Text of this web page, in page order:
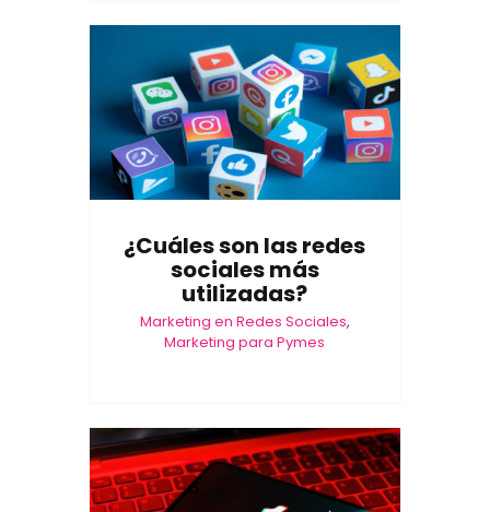
¿Cuáles son las redes
sociales más
utilizadas?
Marketing en Redes Sociales,
Marketing para Pymes